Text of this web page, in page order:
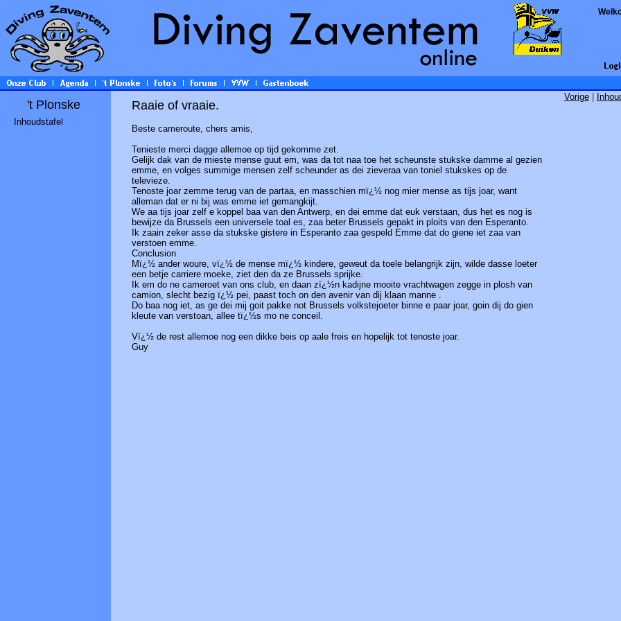
't Plonske
Inhoudstafel
Vorige
Raaie of vraaie.
Beste cameroute, chers amis,
Tenieste merci dagge allemoe op tijd gekomme zet.
Gelijk dak van de mieste mense guut em, was da tot naa toe het scheunste stukske damme al gezien
emme, en volges summige mensen zelf scheunder as dei zieveraa van toniel stukskes op de
televieze.
Tenoste joar zemme terug van de partaa, en masschien mï¿½ nog mier mense as tijs joar, want
alleman dat er ni bij was emme iet gemangkijt.
We aa tijs joar zelf e koppel baa van den Antwerp, en dei emme dat euk verstaan, dus het es nog is
bewijze da Brussels een universele toal es, zaa beter Brussels gepakt in ploits van den Esperanto.
Ik zaain zeker asse da stukske gistere in Esperanto zaa gespeld Emme dat do giene iet zaa van
verstoen emme.
Conclusion
Mï¿½ ander woure, vï¿½ de mense mï¿½ kindere, geweut da toele belangrijk zijn, wilde dasse loeter
een betje carriere moeke, ziet den da ze Brussels sprijke.
Ik em do ne cameroet van ons club, en daan zï¿½n kadijne mooite vrachtwagen zegge in plosh van
camion, slecht bezig ï¿½ pei, paast toch on den avenir van dij klaan manne .
Do baa nog iet, as ge dei mij goit pakke not Brussels volkstejoeter binne e paar joar, goin dij do gien
kleute van verstoan, allee tï¿½s mo ne conceil.
Vï¿½ de rest allemoe nog een dikke beis op aale freis en hopelijk tot tenoste joar.
Guy